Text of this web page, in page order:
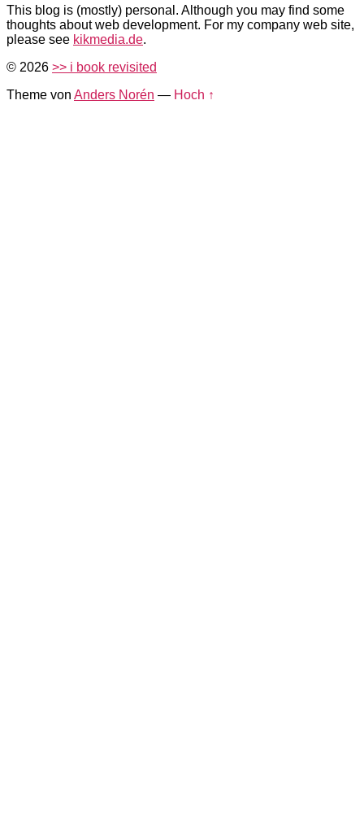
This blog is (mostly) personal. Although you may find some
thoughts about web development. For my company web site,
please see kikmedia.de.
© 2026 >> i book revisited
Theme von Anders Norén — Hoch ↑